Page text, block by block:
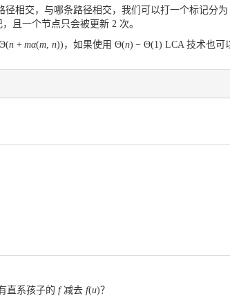
相交，与哪条路径相交，我们可以打一个标记分为
且一个节点只会被更新 2 次。
(n + mα(m n)) ，如果使用 Θ(n) − Θ(1) LCA 技术也可
直系孩子的 f 减去 f(u)？